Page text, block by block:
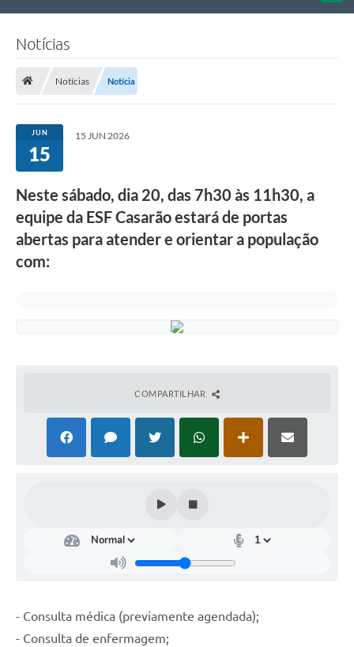
Estrutura Administrativa
Galeria de Fotos
Notícias
Notícias Notícia
JUN
15
15 JUN 2026
Neste sábado, dia 20, das 7h30 às 11h30, a
equipe da ESF Casarão estará de portas
abertas para atender e orientar a população
com:
COMPARTILHAR
- Consulta médica (previamente agendada);
- Consulta de enfermagem;